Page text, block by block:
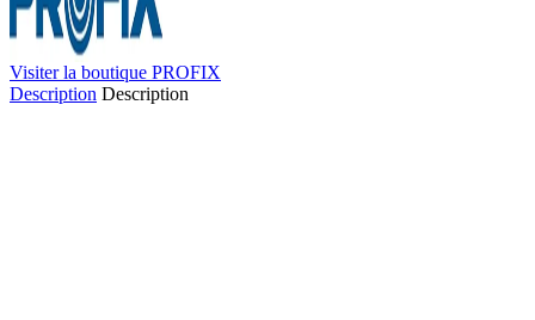
Visiter la boutique PROFIX
Description Description